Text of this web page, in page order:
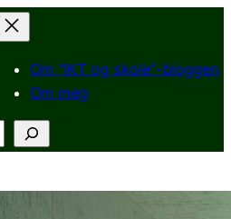
Om “IKT og skole”-bloggen
Om meg